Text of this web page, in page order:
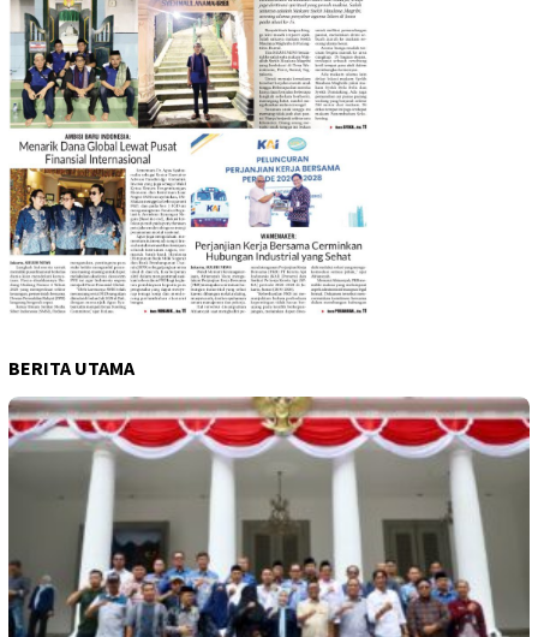
BERITA UTAMA